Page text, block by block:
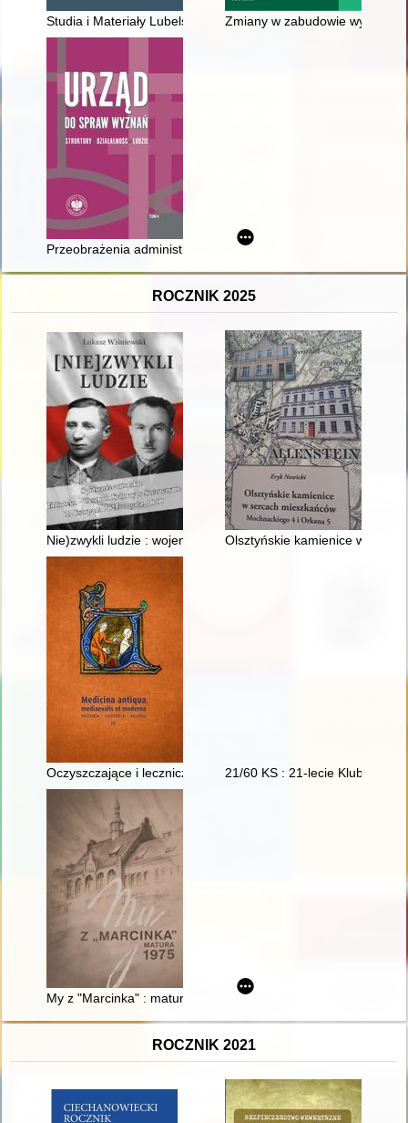
Studia i Materiały Lubelskie. T. 25 (2023)Zmiany w zabudowie
Przeobrażenia administracji wyznaniowej w regionie
ROCZNIK 2025
Nie)zwykli ludzie : wojenne losy kawalerzysty Józefa
Olsztyńskie kamienice w
Oczyszczające i lecznicze właściwości wody w świetle
21/60 KS : 21-lecie Klubu
My z "Marcinka" : matura 1975
ROCZNIK 2021